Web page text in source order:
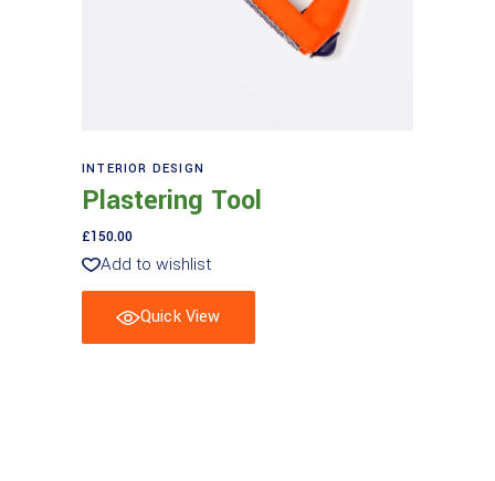
Aggiungi al carrello
INTERIOR DESIGN
Plastering Tool
£150.00
Add to wishlist
Quick View